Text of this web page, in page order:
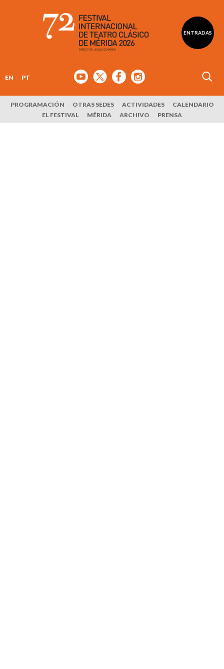
ENTRADAS
EN PT
PROGRAMACIÓN OTRAS SEDES ACTIVIDADES
CALENDARIO
EL FESTIVAL
MÉRIDA ARCHIVO PRENSA